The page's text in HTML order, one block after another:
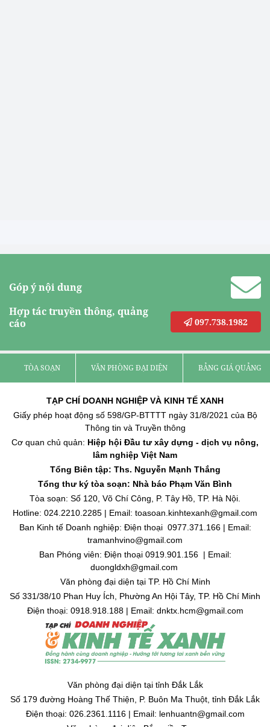
Góp ý nội dung
Hợp tác truyền thông, quảng
cáo
097.738.1982
TÒA SOẠN VĂN PHÒNG ĐẠI DIỆN BẢNG GIÁ QUẢNG
TẠP CHÍ DOANH NGHIỆP VÀ KINH TẾ XANH
Giấy phép hoạt động số 598/GP-BTTTT ngày 31/8/2021 của Bộ
Thông tin và Truyền thông
Cơ quan chủ quản: Hiệp hội Đầu tư xây dựng - dịch vụ nông,
lâm nghiệp Việt Nam
Tổng Biên tập: Ths. Nguyễn Mạnh Thắng
Tổng thư ký tòa soạn: Nhà báo Phạm Văn Bình
Tòa soạn: Số 120, Võ Chí Công, P. Tây Hồ, TP. Hà Nội.
Hotline: 024.2210.2285 | Email: toasoan.kinhtexanh@gmail.com
Ban Kinh tế Doanh nghiệp: Điện thoại 0977.371.166 | Email:
tramanhvino@gmail.com
Ban Phóng viên: Điện thoại 0919.901.156 | Email:
duongldxh@gmail.com
Văn phòng đại diện tại TP. Hồ Chí Minh
Số 331/38/10 Phan Huy Ích, Phường An Hội Tây, TP. Hồ Chí Minh
Điện thoại: 0918.918.188 | Email: dnktx.hcm@gmail.com
Văn phòng đại diện tại tỉnh Đắk Lắk
Số 179 đường Hoàng Thế Thiện, P. Buôn Ma Thuột, tỉnh Đắk Lắk
Điện thoại: 026.2361.1116 | Email: lenhuantn@gmail.com